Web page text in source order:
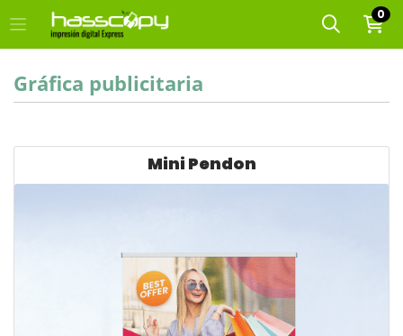
0
Gráfica publicitaria
Mini Pendon
Ver detalles Mini Pendon